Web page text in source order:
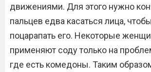
движениями. Для этого нужно
пальцев едва касаться лица,
поцарапать его. Некоторые
применяют соду только на
где есть комедоны. Таким